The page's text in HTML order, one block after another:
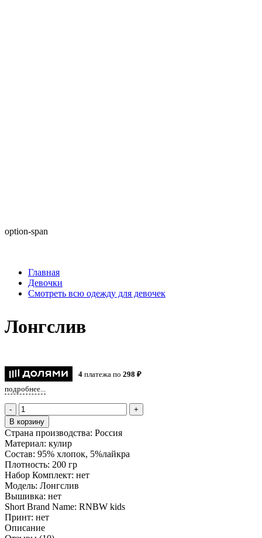
option-span
Главная
Девочки
Смотреть всю одежду для девочек
Лонгслив
4 платежа по 298 ₽
подробнее...
-
+
В корзину
Страна производства: Россия
Материал: кулир
Состав: 95% хлопок, 5%лайкра
Плотность: 200 гр
Набор Комплект: нет
Модель: Лонгслив
Вышивка: нет
Short Brand Name: RNBW kids
Принт: нет
Описание